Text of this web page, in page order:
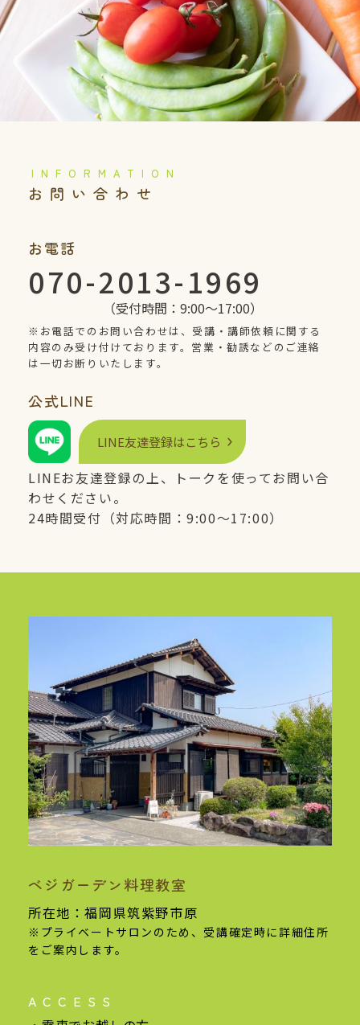
️お問い合わせ
お電話
070-2013-1969
（受付時間：9:00〜17:00）
※お電話でのお問い合わせは、受講・講師依頼に関する
内容のみ受け付けております。営業・勧誘などのご連絡
は一切お断りいたします。
公式LINE
LINE友達登録はこちら
LINEお友達登録の上、トークを使ってお問い合
わせください。
24時間受付（対応時間：9:00〜17:00）
ベジガーデン料理教室
所在地：福岡県筑紫野市原
※プライベートサロンのため、受講確定時に詳細住所
をご案内します。
ACCESS